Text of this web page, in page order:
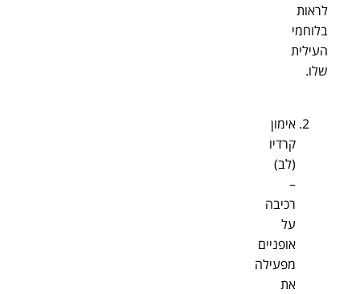
לראות
בלוחמי
העילית
שלו.
אימון
קרדיו
(לב)
–
רכיבה
על
אופניים
מפעילה
את